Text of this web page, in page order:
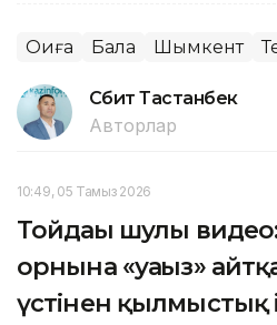
Оқиға Бала Шымкент
Сәбит Тастанбек
Авторлар
10:49, 05 Тамыз 2026
Тойдағы шулы видео:
орнына «уағыз»
үстінен қылмыстық